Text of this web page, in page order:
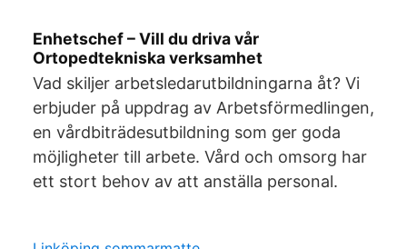
Enhetschef – Vill du driva vår
Ortopedtekniska verksamhet
Vad skiljer arbetsledarutbildningarna åt? Vi
erbjuder på uppdrag av Arbetsförmedlingen,
en vårdbiträdesutbildning som ger goda
möjligheter till arbete. Vård och omsorg har
ett stort behov av att anställa personal.